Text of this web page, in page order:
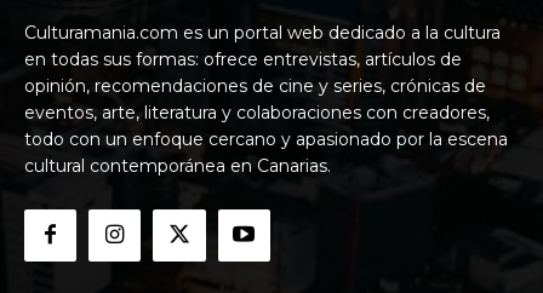
Culturamania.com es un portal web dedicado a la cultura
en todas sus formas: ofrece entrevistas, artículos de
opinión, recomendaciones de cine y series, crónicas de
eventos, arte, literatura y colaboraciones con creadores,
todo con un enfoque cercano y apasionado por la escena
cultural contemporánea en Canarias.